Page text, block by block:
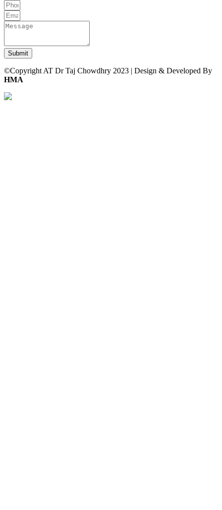
Submit
©Copyright AT Dr Taj Chowdhry 2023 | Design & Developed By
HMA